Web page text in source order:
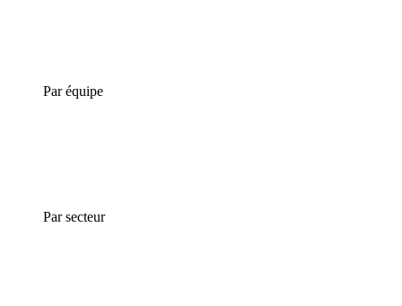
Par équipe
Par secteur